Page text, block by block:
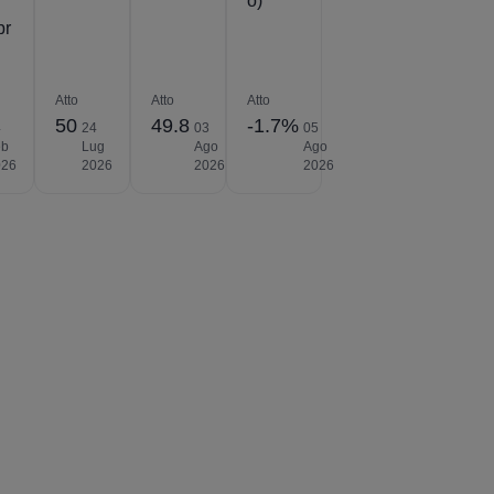
Atto
50 24
Lug
2026
Atto
49.8 03
Ago
2026
Atto
-1.7% 05
Ago
2026